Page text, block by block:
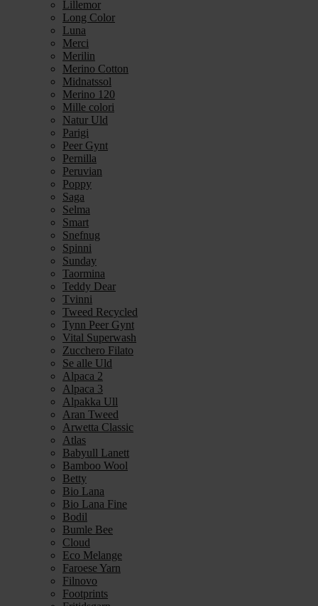
Lillemor
Long Color
Luna
Merci
Merilin
Merino Cotton
Midnatssol
Merino 120
Mille colori
Natur Uld
Parigi
Peer Gynt
Pernilla
Peruvian
Poppy
Saga
Selma
Smart
Snefnug
Spinni
Sunday
Taormina
Teddy Dear
Tvinni
Tweed Recycled
Tynn Peer Gynt
Vital Superwash
Zucchero Filato
Se alle Uld
Alpaca 2
Alpaca 3
Alpakka Ull
Aran Tweed
Arwetta Classic
Atlas
Babyull Lanett
Bamboo Wool
Betty
Bio Lana
Bio Lana Fine
Bodil
Bumle Bee
Cloud
Eco Melange
Faroese Yarn
Filnovo
Footprints